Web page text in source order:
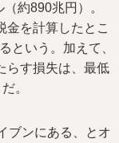
約890兆円）。
金を計算したとこ
という。加えて、
らす損失は、最低
。
ブンにある、とオ